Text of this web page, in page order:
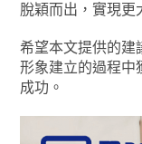
脫穎而出，實現更
希望本文提供的建
形象建立的過程中
成功。